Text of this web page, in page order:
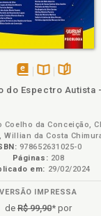
do Espectro Autista
Coelho da Conceição,
Willian da Costa
978652631025-0
Páginas: 208
em: 29/02/2024
VERSÃO IMPRESSA
de R$ 99,90* por